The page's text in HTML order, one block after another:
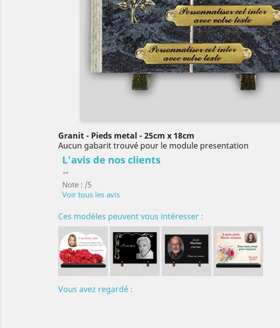
Granit- Pieds metal - 25cm x 18cm
Aucun gabarit trouvé pour le module presentation
L'avis de nos clients
""
Note : /5
Voir tous les avis
Ces modèles peuvent vous intéresser :
Vous avez regardé :